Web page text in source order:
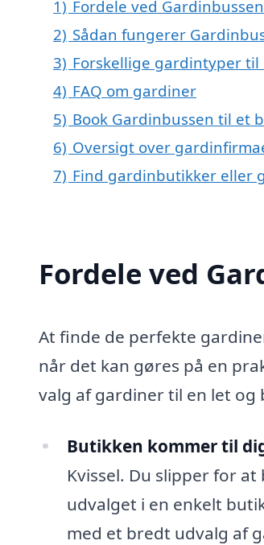
1) Fordele ved Gardinbussen
2) Sådan fungerer
3) Forskellige gardintyper til
4) FAQ om gardiner
5) Book Gardinbussen til et
6) Oversigt over
7) Find gardinbutikker eller
Fordele ved
At finde de perfekte
når det kan gøres på en
valg af gardiner til en let
Butikken kommer til
Kvissel. Du slipper for
udvalget i en enkelt
med et bredt udvalg af